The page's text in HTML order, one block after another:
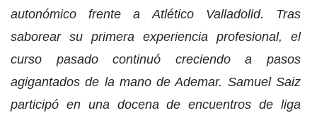
autonómico frente a Atlético Valladolid. Tras
saborear su primera experiencia profesional, el
curso pasado continuó creciendo a pasos
agigantados de la mano de Ademar. Samuel Saiz
participó en una docena de encuentros de liga